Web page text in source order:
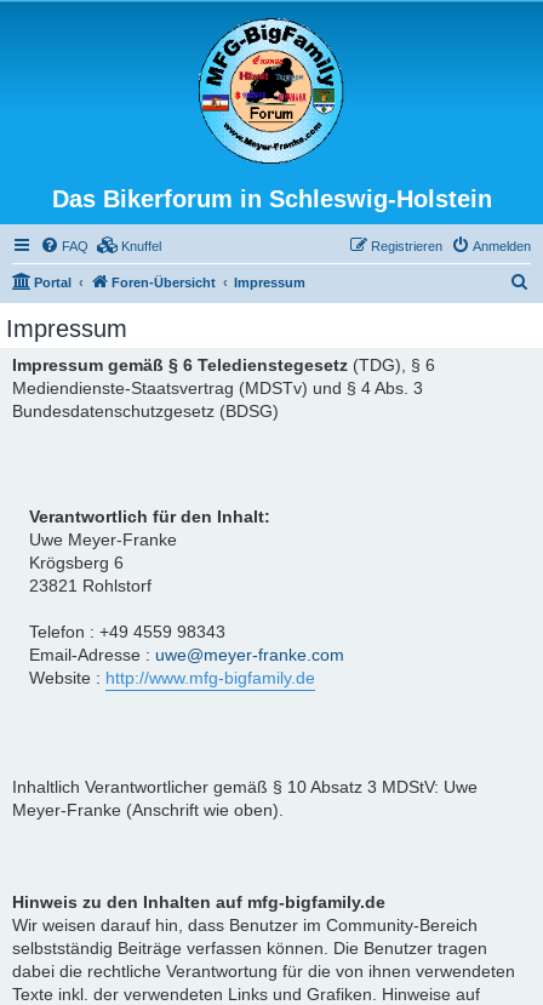
Das Bikerforum in Schleswig-Holstein
FAQ Knuffel Anmelden
Registrieren
Portal Foren-Übersicht Impressum
Impressum
Impressum gemäß § 6 Teledienstegesetz (TDG), § 6
Mediendienste-Staatsvertrag (MDSTv) und § 4 Abs. 3
Bundesdatenschutzgesetz (BDSG)
Verantwortlich für den Inhalt:
Uwe Meyer-Franke
Krögsberg 6
23821 Rohlstorf
Telefon : +49 4559 98343
Email-Adresse : uwe@meyer-franke.com
Website : http://www.mfg-bigfamily.de
Inhaltlich Verantwortlicher gemäß § 10 Absatz 3 MDStV: Uwe
Meyer-Franke (Anschrift wie oben).
Hinweis zu den Inhalten auf mfg-bigfamily.de
Wir weisen darauf hin, dass Benutzer im Community-Bereich
selbstständig Beiträge verfassen können. Die Benutzer tragen
dabei die rechtliche Verantwortung für die von ihnen verwendeten
Texte inkl. der verwendeten Links und Grafiken. Hinweise auf